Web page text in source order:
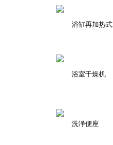
浴缸再加热式
浴室干燥机
洗浄便座